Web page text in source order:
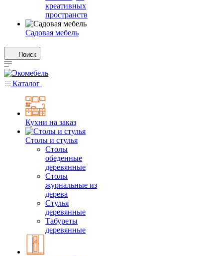
креативных
пространств
Садовая мебель
Поиск
Каталог
Кухни на заказ
Столы и стулья
Столы
обеденные
деревянные
Столы
журнальные из
дерева
Стулья
деревянные
Табуреты
деревянные